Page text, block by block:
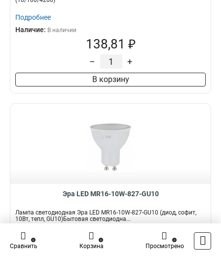
Подробнее
Наличие: В наличии
138,81 ₽
– +
В корзину
Эра LED MR16-10W-827-GU10
Лампа светодиодная Эра LED MR16-10W-827-GU10 (диод, софит,
10Вт, тепл, GU10)Бытовая светодиодна...
Подробнее
Наличие:
Сравнить
0
Корзина
0
Просмотрено
0